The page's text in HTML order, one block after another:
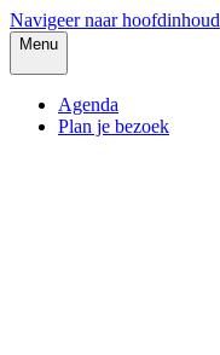
Navigeer naar hoofdinhoud
Menu
Agenda
Plan je bezoek